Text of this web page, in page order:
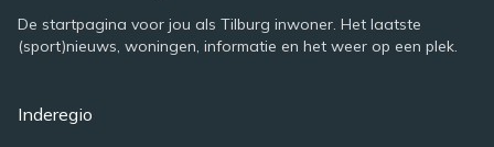
De startpagina voor jou als Tilburg inwoner. Het laatste
(sport)nieuws, woningen, informatie en het weer op een plek.
Inderegio